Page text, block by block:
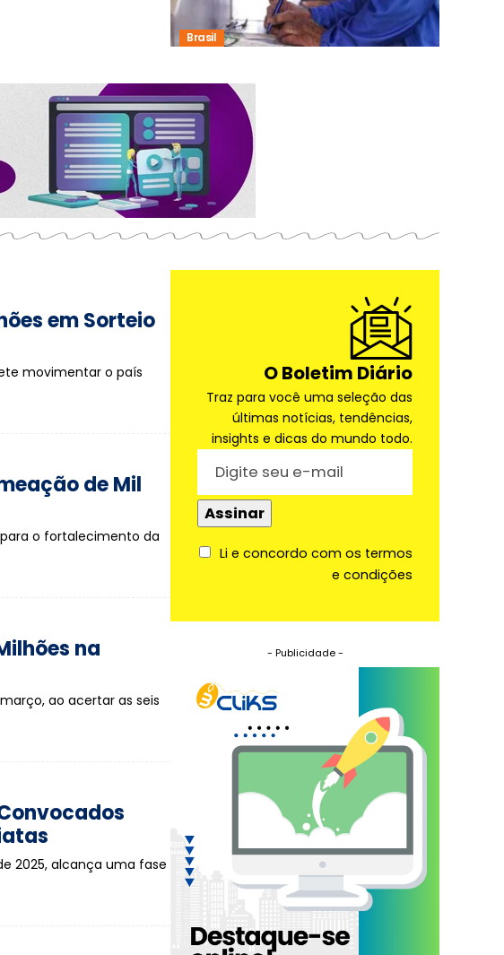
Brasil
em Sorteio
movimentar o país
de Mil
o fortalecimento da
na
ao acertar as seis
2025, alcança uma fase
O Boletim Diário
Traz para você uma seleção das
últimas notícias, tendências,
insights e dicas do mundo todo.
Li e concordo com os termos
e condições
- Publicidade -